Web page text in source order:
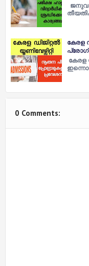
കേരള
കേരള
0 Comments: